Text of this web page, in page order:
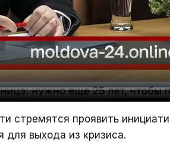
стремятся проявить
выхода из кризиса.